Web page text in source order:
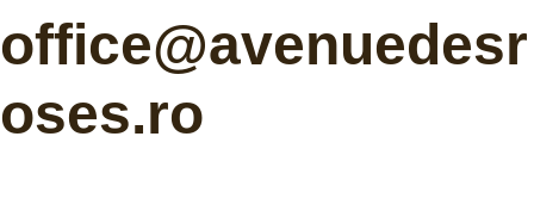
office@avenuedesr
oses.ro